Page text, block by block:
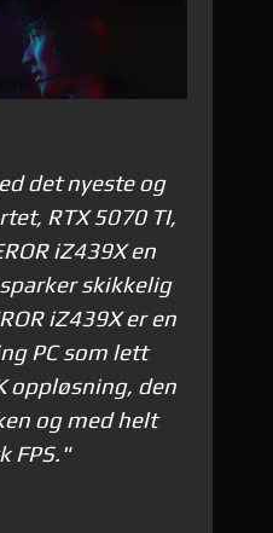
det nyeste og
RTX 5070 TI,
iZ439X en
skikkelig
iZ439X er en
PC som lett
oppløsning, den
og med helt
FPS."